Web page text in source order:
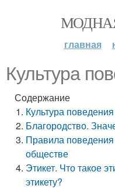
главная
Культура
Содержание
Культура поведения
Благородство.
Правила
обществе
Этикет. Что такое
этикету?